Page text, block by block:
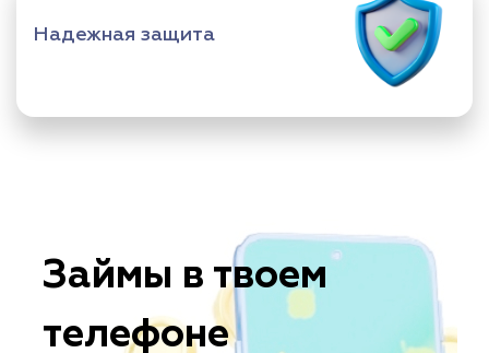
Надежная защита
Займы в твоем
телефоне